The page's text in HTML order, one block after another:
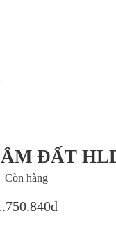
ĐẤT
Còn hàng